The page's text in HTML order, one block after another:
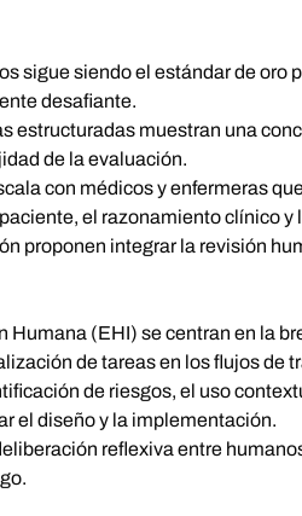
sigue siendo el estándar de oro
desafiante.
estructuradas muestran una
de la evaluación.
con médicos y enfermeras
el razonamiento clínico y
proponen integrar la revisión
Humana (EHI) se centran en la
de tareas en los flujos de
de riesgos, el uso
el diseño y la implementación.
reflexiva entre